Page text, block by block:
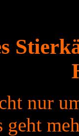
nur
geht